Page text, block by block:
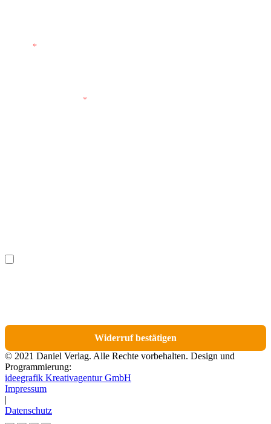
*
*
Ich möchte bestimmte Positionen für den Widerruf
Widerruf bestätigen
© 2021 Daniel Verlag. Alle Rechte vorbehalten. Design und
Programmierung:
ideegrafik Kreativagentur GmbH
Impressum
|
Datenschutz